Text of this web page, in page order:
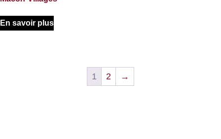
En savoir plus
1 2 →